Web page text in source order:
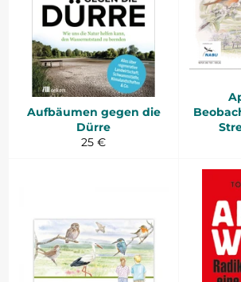
Aufbäumen gegen die
Dürre
Normaler
25 €